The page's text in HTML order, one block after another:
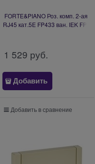
FORTE&PIANO Роз. комп. 2-ая
RJ45 кат.5E FP433 ван. IEK FP-
1 529 руб.
Добавить
Добавить в сравнение